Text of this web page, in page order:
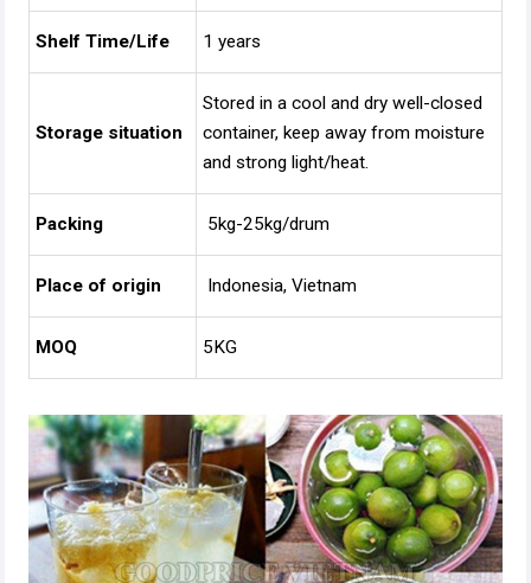
Shelf Time/Life 1 years
Storage situation
Stored in a cool and dry well-closed
container, keep away from moisture
and strong light/heat.
Packing 5kg-25kg/drum
Place of origin Indonesia, Vietnam
MOQ 5KG